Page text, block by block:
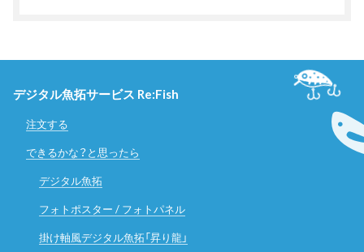
デジタル魚拓サービス Re:Fish
注文する
できるかな？と思ったら
デジタル魚拓
フォトポスター / フォトパネル
掛け軸風デジタル魚拓「昇り龍」